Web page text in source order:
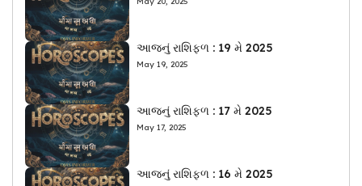
આજનું રાશિફળ : 19 મે 2025
May 19, 2025
આજનું રાશિફળ : 17 મે 2025
May 17, 2025
આજનું રાશિફળ : 16 મે 2025